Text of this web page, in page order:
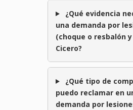
¿Qué evidencia
una demanda por
(choque o resbalón
Cicero?
¿Qué tipo de
puedo reclamar en
demanda por